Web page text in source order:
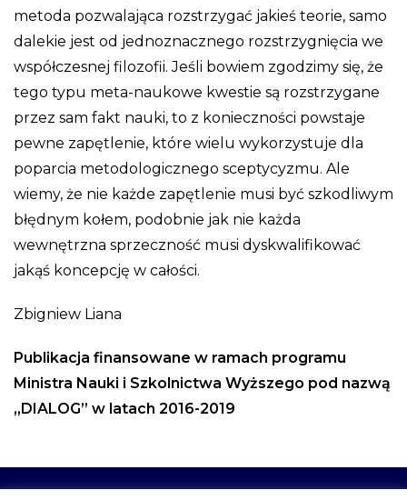
metoda pozwalająca rozstrzygać jakieś teorie, samo
dalekie jest od jednoznacznego rozstrzygnięcia we
współczesnej filozofii. Jeśli bowiem zgodzimy się, że
tego typu meta-naukowe kwestie są rozstrzygane
przez sam fakt nauki, to z konieczności powstaje
pewne zapętlenie, które wielu wykorzystuje dla
poparcia metodologicznego sceptycyzmu. Ale
wiemy, że nie każde zapętlenie musi być szkodliwym
błędnym kołem, podobnie jak nie każda
wewnętrzna sprzeczność musi dyskwalifikować
jakąś koncepcję w całości.
Zbigniew Liana
Publikacja finansowane w ramach programu
Ministra Nauki i Szkolnictwa Wyższego pod nazwą
„DIALOG” w latach 2016-2019